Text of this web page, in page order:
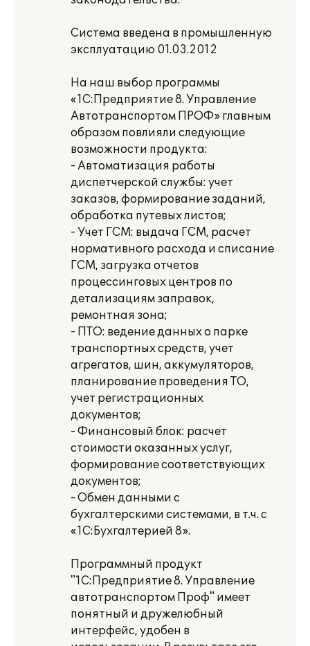
Система введена в промышленную
эксплуатацию 01.03.2012
На наш выбор программы
«1С:Предприятие 8. Управление
Автотранспортом ПРОФ» главным
образом повлияли следующие
возможности продукта:
- Автоматизация работы
диспетчерской службы: учет
заказов, формирование заданий,
обработка путевых листов;
- Учет ГСМ: выдача ГСМ, расчет
нормативного расхода и списание
ГСМ, загрузка отчетов
процессинговых центров по
детализациям заправок,
ремонтная зона;
- ПТО: ведение данных о парке
транспортных средств, учет
агрегатов, шин, аккумуляторов,
планирование проведения ТО,
учет регистрационных
документов;
- Финансовый блок: расчет
стоимости оказанных услуг,
формирование соответствующих
документов;
- Обмен данными с
бухгалтерскими системами, в т.ч. с
«1С:Бухгалтерией 8».
Программный продукт
"1С:Предприятие 8. Управление
автотранспортом Проф" имеет
понятный и дружелюбный
интерфейс, удобен в